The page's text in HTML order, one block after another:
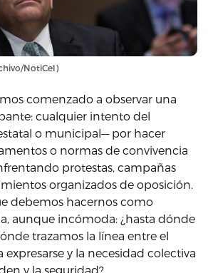
NotiCel)
comenzado a observar una
cualquier intento del
o municipal— por hacer
o normas de convivencia
protestas, campañas
organizados de oposición.
debemos hacernos como
aunque incómoda: ¿hasta dónde
trazamos la línea entre el
y la necesidad colectiva
y la seguridad?